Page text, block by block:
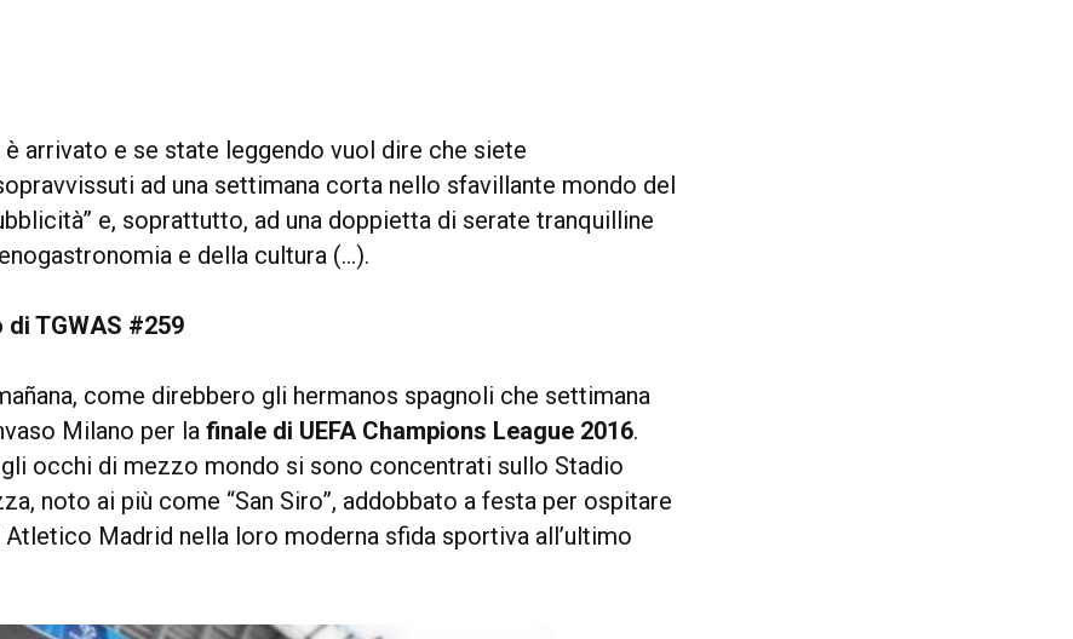
arrivato e se state leggendo vuol dire che siete
ad una settimana corta nello sfavillante mondo del
e, soprattutto, ad una doppietta di serate tranquilline
e della cultura (…).
di TGWAS #259
come direbbero gli hermanos spagnoli che settimana
Milano per lafinale di UEFA Champions League 2016.
occhi di mezzo mondo si sono concentrati sullo Stadio
noto ai più come “San Siro”, addobbato a festa per ospitare
Atletico Madrid nella loro moderna sfida sportiva all’ultimo